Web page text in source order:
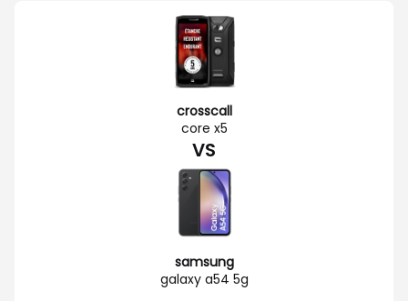
crosscall
core x5
VS
samsung
galaxy a54 5g